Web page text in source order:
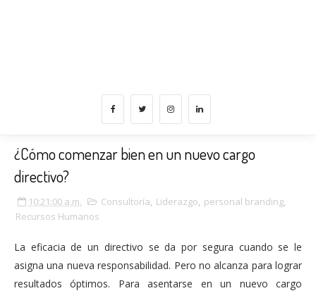
¿Cómo comenzar bien en un nuevo cargo
directivo?
10:21:00 a.m. Consultoría, Liderazgo, personal branding,
Recursos Humanos
La eficacia de un directivo se da por segura cuando se le
asigna una nueva responsabilidad. Pero no alcanza para lograr
resultados óptimos. Para asentarse en un nuevo cargo